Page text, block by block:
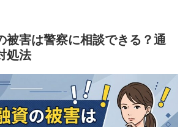
被害は警察に相談できる？通
処法